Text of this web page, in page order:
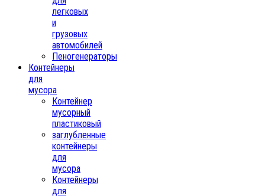
легковых
и
грузовых
автомобилей
Пеногенераторы
Контейнеры
для
мусора
Контейнер
мусорный
пластиковый
заглубленные
контейнеры
для
мусора
Контейнеры
для